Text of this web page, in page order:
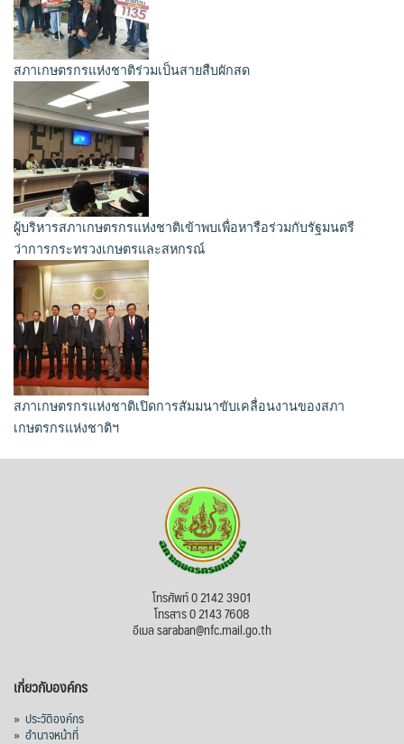
สภาเกษตรกรแห่งชาติร่วมเป็นสายสืบผักสด
ผู้บริหารสภาเกษตรกรแห่งชาติเข้าพบเพื่อหารือร่วมกับรัฐมนตรี
ว่าการกระทรวงเกษตรและสหกรณ์
สภาเกษตรกรแห่งชาติเปิดการสัมมนาขับเคลื่อนงานของสภา
เกษตรกรแห่งชาติฯ
โทรศัพท์ 0 2142 3901
โทรสาร 0 2143 7608
อีเมล saraban@nfc.mail.go.th
เกี่ยวกับองค์กร
» ประวัติองค์กร
» อำนาจหน้าที่